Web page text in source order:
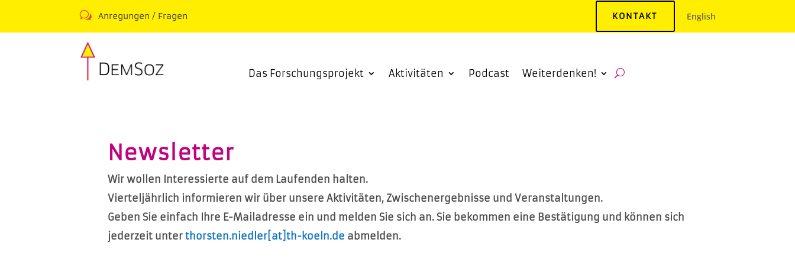
w Anregungen / Fragen KONTAKT English
Das Forschungsprojekt Aktivitäten Podcast Weiterdenken!
Newsletter
Wir wollen Interessierte auf dem Laufenden halten.
Vierteljährlich informieren wir über unsere Aktivitäten, Zwischenergebnisse und Veranstaltungen.
Geben Sie einfach Ihre E-Mailadresse ein und melden Sie sich an. Sie bekommen eine Bestätigung und können sich
jederzeit unter thorsten.niedler[at]th-koeln.de abmelden.